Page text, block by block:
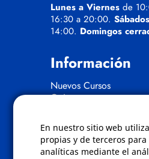
En nuestro sitio web
propias y de terceros
analíticas mediante el
Lunes a Viernes de
16:30 a 20:00. Sábados
14:00. Domingos
Información
Nuevos Cursos
Quienes somos
Políticas